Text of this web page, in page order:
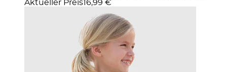
Aktueller Preis16,99 €